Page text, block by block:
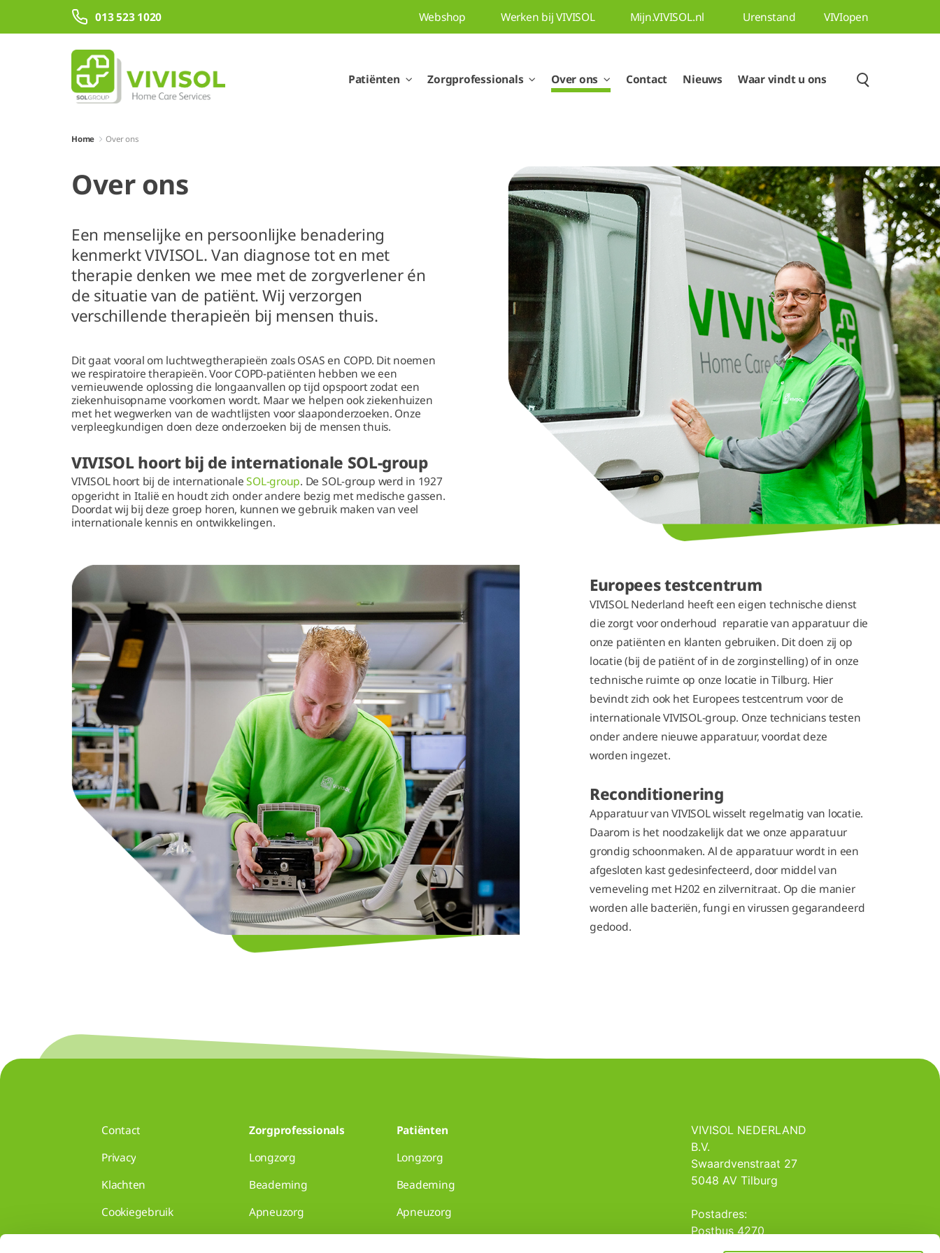
Skip to Main Content013 523 1020 Webshop Werken bij VIVISOL Mijn.VIVISOL.nl Urenstand VIVIopen
Patiënten Zorgprofessionals Over ons Contact Nieuws Waar vindt u ons
Home Over ons
Over ons
Een menselijke en persoonlijke benadering
kenmerkt VIVISOL. Van diagnose tot en met
therapie denken we mee met de zorgverlener én
de situatie van de patiënt. Wij verzorgen
verschillende therapieën bij mensen thuis.
Dit gaat vooral om luchtwegtherapieën zoals OSAS en COPD. Dit noemen
we respiratoire therapieën. Voor COPD-patiënten hebben we een
vernieuwende oplossing die longaanvallen op tijd opspoort zodat een
ziekenhuisopname voorkomen wordt. Maar we helpen ook ziekenhuizen
met het wegwerken van de wachtlijsten voor slaaponderzoeken. Onze
verpleegkundigen doen deze onderzoeken bij de mensen thuis.
VIVISOL hoort bij de internationale SOL-group
VIVISOL hoort bij de internationaleSOL-group. De SOL-group werd in 1927
opgericht in Italië en houdt zich onder andere bezig met medische gassen.
Doordat wij bij deze groep horen, kunnen we gebruik maken van veel
internationale kennis en ontwikkelingen.
Europees testcentrum
VIVISOL Nederland heeft een eigen technische dienst
die zorgt voor onderhoud reparatie van apparatuur die
onze patiënten en klanten gebruiken. Dit doen zij op
locatie (bij de patiënt of in de zorginstelling) of in onze
technische ruimte op onze locatie in Tilburg. Hier
bevindt zich ook het Europees testcentrum voor de
internationale VIVISOL-group. Onze technicians testen
onder andere nieuwe apparatuur, voordat deze
worden ingezet.
Reconditionering
Apparatuur van VIVISOL wisselt regelmatig van locatie.
Daarom is het noodzakelijk dat we onze apparatuur
grondig schoonmaken. Al de apparatuur wordt in een
afgesloten kast gedesinfecteerd, door middel van
verneveling met H202 en zilvernitraat. Op die manier
worden alle bacteriën, fungi en virussen gegarandeerd
gedood.
Contact
Privacy
Klachten
Cookiegebruik
Disclaimer
Zorgprofessionals
Longzorg
Beademing
Apneuzorg
Voor huisartsenpraktijken
Patiënten
Longzorg
Beademing
Apneuzorg
VIVISOL NEDERLAND
B.V.
Swaardvenstraat 27
5048 AV Tilburg
Postadres:
Postbus 4270
5004 JG Tilburg